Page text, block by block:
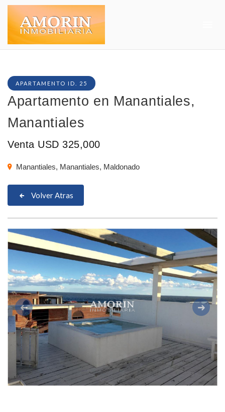
APARTAMENTO ID. 25
Apartamento en Manantiales,
Manantiales
Venta USD 325,000
Manantiales, Manantiales, Maldonado
Volver Atras
Anterior